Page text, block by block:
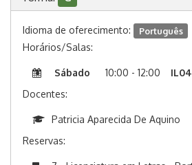
Idioma de oferecimento: Português
Horários/Salas:
Sábado 10:00 - 12:00
IL04
Docentes:
Patricia Aparecida De Aquino
Reservas: